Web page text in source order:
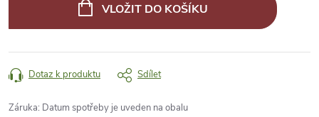
VLOŽIT DO KOŠÍKU
Dotaz k produktu Sdílet
Záruka: Datum spotřeby je uveden na obalu